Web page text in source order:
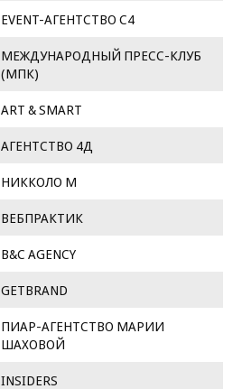
EVENT-АГЕНТСТВО С4
МЕЖДУНАРОДНЫЙ ПРЕСС-КЛУБ
(МПК)
ART & SMART
АГЕНТСТВО 4Д
НИККОЛО М
ВЕБПРАКТИК
B&C AGENCY
GETBRAND
ПИАР-АГЕНТСТВО МАРИИ
ШАХОВОЙ
INSIDERS